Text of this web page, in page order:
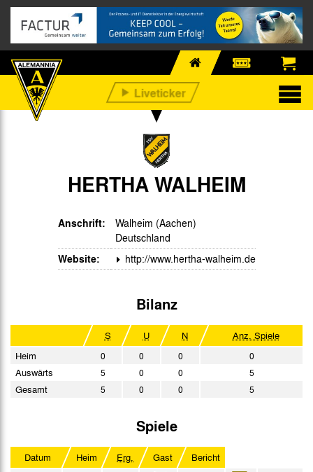
HERTHA WALHEIM
Anschrift:
Walheim (Aachen)
Deutschland
Website: http://www.hertha-walheim.de
Bilanz
S U N
Anz. Spiele
Heim
0 0 0 0
Auswärts 5 0 0 5
Gesamt 5 0 0 5
Spiele
Datum Heim Erg. Gast Bericht